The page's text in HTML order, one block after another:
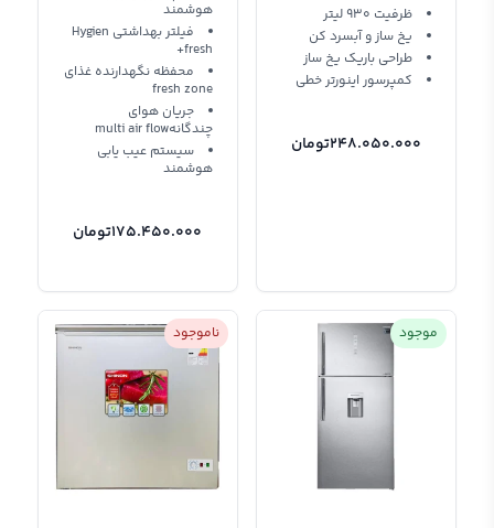
ظرفیت 930 لیتر
یخ ساز و آبسرد کن
طراحی باریک یخ ساز
کمپرسور اینورتر خطی
248.050.000تومان
هوشمند
فیلتر بهداشتی Hygien
fresh+
محفظه نگهدارنده غذای
fresh zone
جریان هوای
چندگانهmulti air flow
سیستم عیب یابی
هوشمند
175.450.000تومان
موجود ناموجود